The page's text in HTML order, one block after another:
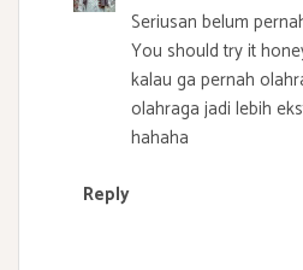
Seriusan belum
You should try it
kalau ga pernah
olahraga jadi lebih
hahaha
Reply